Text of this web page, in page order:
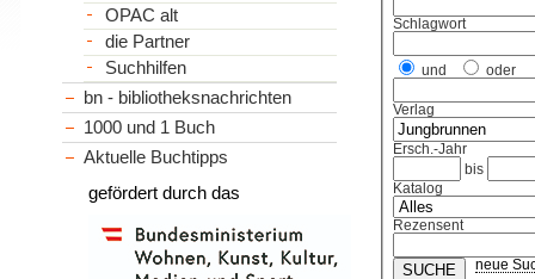
Schlagwort
und oder
Verlag
Ersch.-Jahr
bis
Katalog
Rezensent
neue
OPAC alt
die Partner
Suchhilfen
bn - bibliotheksnachrichten
1000 und 1 Buch
Aktuelle Buchtipps
gefördert durch das